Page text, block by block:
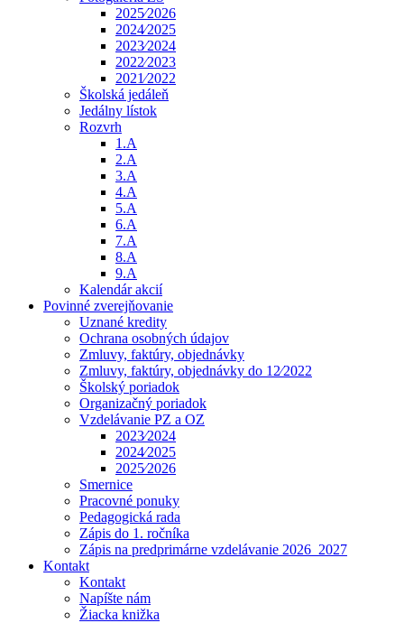
2025⁄2026
2024⁄2025
2023⁄2024
2022⁄2023
2021⁄2022
Školská jedáleň
Jedálny lístok
Rozvrh
1.A
2.A
3.A
4.A
5.A
6.A
7.A
8.A
9.A
Kalendár akcií
Povinné zverejňovanie
Uznané kredity
Ochrana osobných údajov
Zmluvy, faktúry, objednávky
Zmluvy, faktúry, objednávky do 12⁄2022
Školský poriadok
Organizačný poriadok
Vzdelávanie PZ a OZ
2023⁄2024
2024⁄2025
2025⁄2026
Smernice
Pracovné ponuky
Pedagogická rada
Zápis do 1. ročníka
Zápis na predprimárne vzdelávanie 2026_2027
Kontakt
Kontakt
Napíšte nám
Žiacka knižka